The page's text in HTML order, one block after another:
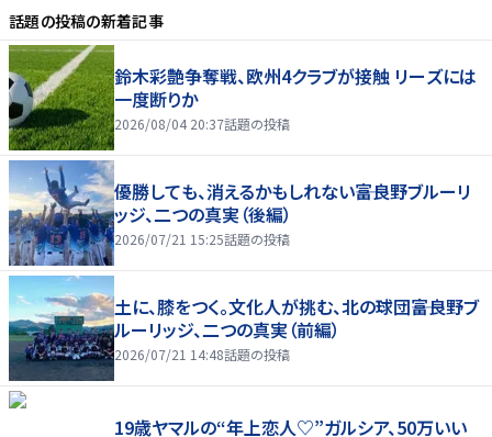
話題の投稿の新着記事
鈴木彩艶争奪戦、欧州4クラブが接触 リーズには
一度断りか
2026/08/04 20:37話題の投稿
優勝しても、消えるかもしれない――富良野ブルーリ
ッジ、二つの真実（後編）
2026/07/21 15:25話題の投稿
土に、膝をつく。文化人が挑む、北の球団――富良野ブ
ルーリッジ、二つの真実（前編）
2026/07/21 14:48話題の投稿
19歳ヤマルの“年上恋人♡”ガルシア、50万いい